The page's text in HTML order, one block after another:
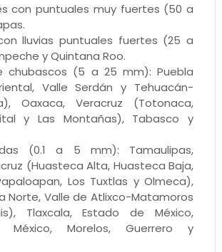
con puntuales muy fuertes (50 a
lluvias puntuales fuertes (25 a
y Quintana Roo.
chubascos (5 a 25 mm): Puebla
Valle Serdán y Tehuacán-
Oaxaca, Veracruz (Totonaca,
y Las Montañas), Tabasco y
(0.1 a 5 mm): Tamaulipas,
(Huasteca Alta, Huasteca Baja,
Los Tuxtlas y Olmeca),
Norte, Valle de Atlixco-Matamoros
Tlaxcala, Estado de México,
Morelos, Guerrero y